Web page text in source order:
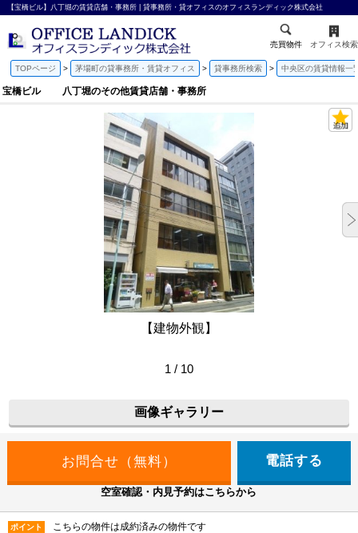
【宝橋ビル】八丁堀の賃貸店舗・事務所 | 貸事務所・貸オフィスのオフィスランディック株式会社
売買物件 オフィス検索
TOPページ 茅場町の貸事務所・賃貸オフィス 貸事務所検索 中央区の賃貸情報一
宝橋ビル 八丁堀のその他賃貸店舗・事務所
【建物外観】
1 / 10
画像ギャラリー
電話する
空室確認・内見予約はこちらから
ポイント こちらの物件は成約済みの物件です